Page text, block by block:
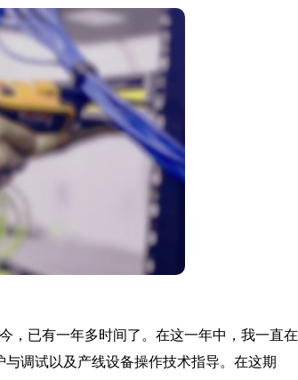
已有一年多时间了。在这一年中，我一直在
调试以及产线设备操作技术指导。在这期